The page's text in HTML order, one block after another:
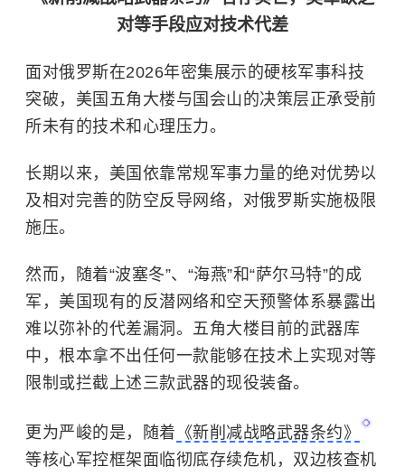
对等手段应对技术代差
面对俄罗斯在2026年密集展示的硬核军事科技
突破，美国 五角大楼与国会山的决策层正承受前
所未有的技术和心理压力。
长期以来，美国依靠常规军事力量的绝对优势以
及相对完善的防空反导网络，对俄罗斯实施极限
施压。
然而，随着“波塞冬”、“海燕”和“萨尔马特”的成
军，美国现有的反潜网络和空天预警体系暴露出
难以弥补的代差漏洞。五角大楼目前的武器库
中，根本拿不出任何一款能够在技术上实现对等
限制或拦截上述三款武器的现役装备。
更为严峻的是，随着 《新削减战略武器条约》
等核心军控框架面临彻底存续危机，双边核查机